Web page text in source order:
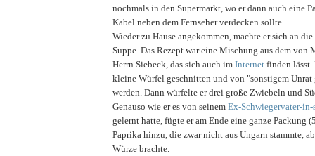
nochmals in den Supermarkt, wo er dann auch eine
Kabel neben dem Fernseher verdecken sollte.
Wieder zu Hause angekommen, machte er sich an
Suppe. Das Rezept war eine Mischung aus dem von
Herrn Siebeck, das sich auch im Internet finden lässt.
kleine Würfel geschnitten und von "sonstigem Unrat
werden. Dann würfelte er drei große Zwiebeln und
Genauso wie er es von seinem Ex-Schwiegervater-in-
gelernt hatte, fügte er am Ende eine ganze Packung
Paprika hinzu, die zwar nicht aus Ungarn stammte,
Würze brachte.